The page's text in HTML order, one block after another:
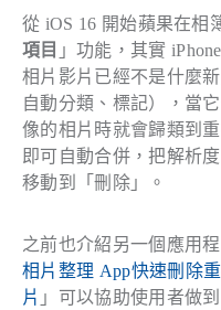
從 iOS 16 開始蘋果在相
項目 」功能，其實
相片影片已經不是什麼
自動分類、標記），當
像的相片時就會歸類到
即可自動合併，把解析
移動到「刪除」。
之前也介紹另一個應用程
相片整理 App快速刪除
片 」可以協助使用者做